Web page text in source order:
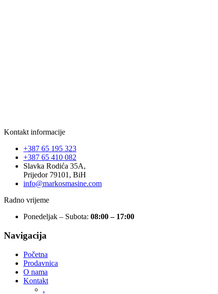
Kontakt informacije
+387 65 195 323
+387 65 410 082
Slavka Rodića 35A,
Prijedor 79101, BiH
info@markosmasine.com
Radno vrijeme
Ponedeljak – Subota: 08:00 – 17:00
Navigacija
Početna
Prodavnica
O nama
Kontakt
.